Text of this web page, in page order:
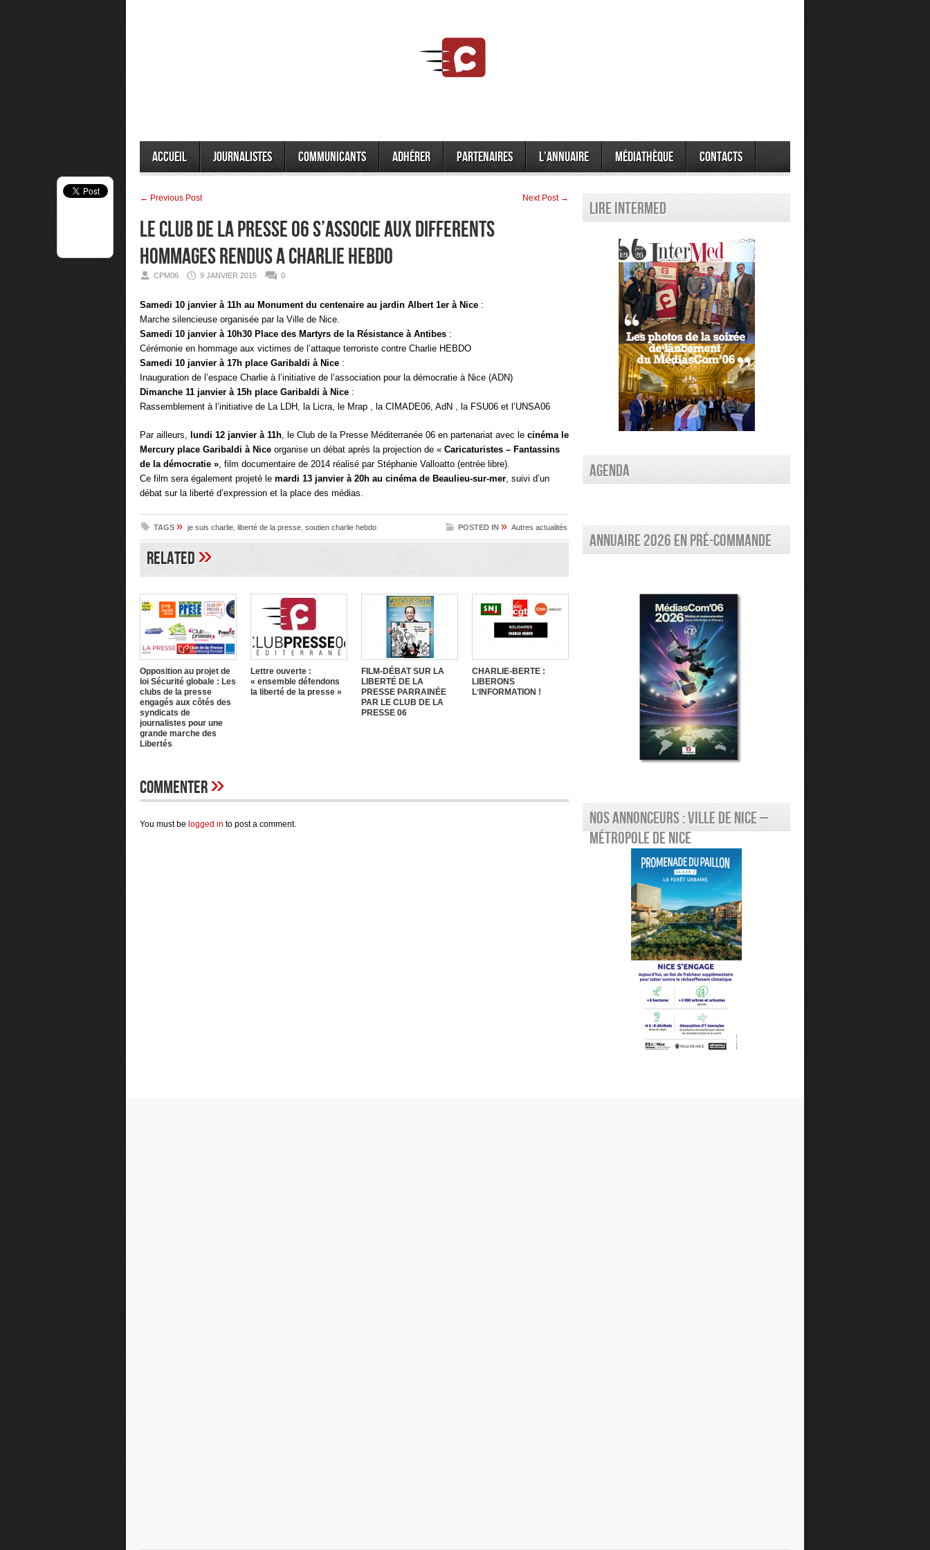
Accueil Journalistes Communicants Adhérer Partenaires L’annuaire Médiathèque Contacts
← Previous Post Next Post →
LE CLUB DE LA PRESSE 06 S’ASSOCIE AUX DIFFERENTS
HOMMAGES RENDUS A CHARLIE HEBDO
CPM06 9 JANVIER 2015 0
Samedi 10 janvier à 11h au Monument du centenaire au jardin Albert 1er à Nice :
Marche silencieuse organisée par la Ville de Nice.
Samedi 10 janvier à 10h30 Place des Martyrs de la Résistance à Antibes :
Cérémonie en hommage aux victimes de l’attaque terroriste contre Charlie HEBDO
Samedi 10 janvier à 17h place Garibaldi à Nice :
Inauguration de l’espace Charlie à l’initiative de l’association pour la démocratie à Nice (ADN)
Dimanche 11 janvier à 15h place Garibaldi à Nice :
Rassemblement à l’initiative de La LDH, la Licra, le Mrap , la CIMADE06, AdN , la FSU06 et l’UNSA06
Par ailleurs, lundi 12 janvier à 11h, le Club de la Presse Méditerranée 06 en partenariat avec le cinéma le
Mercury place Garibaldi à Nice organise un débat après la projection de « Caricaturistes – Fantassins
de la démocratie », film documentaire de 2014 réalisé par Stéphanie Valloatto (entrée libre).
Ce film sera également projeté le mardi 13 janvier à 20h au cinéma de Beaulieu-sur-mer, suivi d’un
débat sur la liberté d’expression et la place des médias.
TAGS » je suis charlie liberté de la presse soutien charlie hebdo POSTED IN » Autres actualités
Related»
Opposition au projet de
loi Sécurité globale : Les
clubs de la presse
engagés aux côtés des
syndicats de
journalistes pour une
grande marche des
Libertés
Lettre ouverte :
« ensemble défendons
la liberté de la presse »
FILM-DÉBAT SUR LA
LIBERTÉ DE LA
PRESSE PARRAINÉE
PAR LE CLUB DE LA
PRESSE 06
CHARLIE-BERTE :
LIBERONS
LʼINFORMATION !
Commenter»
You must be logged in to post a comment.
Lire Intermed
AGENDA
Annuaire 2026 en pré-commande
Nos annonceurs : Ville de Nice –
Métropole de Nice